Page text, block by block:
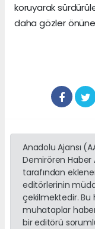
koruyarak
daha gözler
Anadolu Ajansı
Demirören Haber
tarafından
editörlerinin
çekilmektedir. Bu
muhataplar
bir editörü